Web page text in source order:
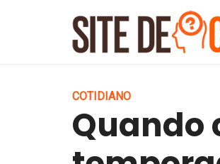
COTIDIANO
Quando